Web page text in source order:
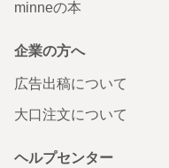
minneの本
企業の方へ
広告出稿について
大口注文について
ヘルプセンター